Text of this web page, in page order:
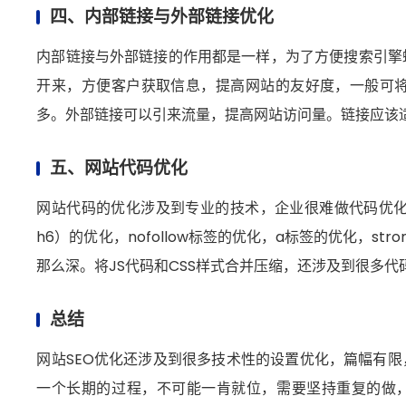
四、内部链接与外部链接优化
内部链接与外部链接的作用都是一样，为了方便搜索引
开来，方便客户获取信息，提高网站的友好度，一般
多。外部链接可以引来流量，提高网站访问量。链接应
五、网站代码优化
网站代码的优化涉及到专业的技术，企业很难做代码
h6）的优化，nofollow标签的优化，a标签的优化，
那么深。将JS代码和CSS样式合并压缩，还涉及到很多
总结
网站SEO优化还涉及到很多技术性的设置优化，篇幅有
一个长期的过程，不可能一肯就位，需要坚持重复的